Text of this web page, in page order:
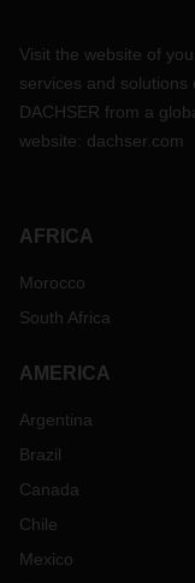
Visit the website of
services and
DACHSER from a
website: dachser.com
AFRICA
Morocco
South Africa
AMERICA
Argentina
Brazil
Canada
Chile
Mexico